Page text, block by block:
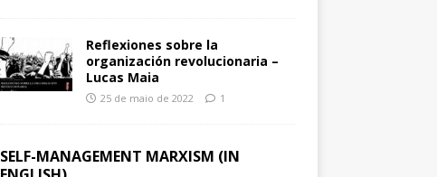
Reflexiones sobre la
organización revolucionaria –
Lucas Maia
25 de maio de 2022 1
SELF-MANAGEMENT MARXISM (IN